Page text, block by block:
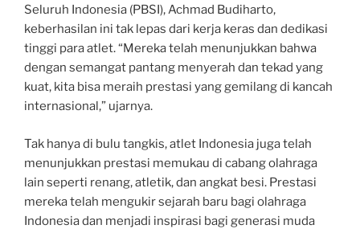
Seluruh Indonesia (PBSI), Achmad Budiharto,
keberhasilan ini tak lepas dari kerja keras dan dedikasi
tinggi para atlet. “Mereka telah menunjukkan bahwa
dengan semangat pantang menyerah dan tekad yang
kuat, kita bisa meraih prestasi yang gemilang di kancah
internasional,” ujarnya.
Tak hanya di bulu tangkis, atlet Indonesia juga telah
menunjukkan prestasi memukau di cabang olahraga
lain seperti renang, atletik, dan angkat besi. Prestasi
mereka telah mengukir sejarah baru bagi olahraga
Indonesia dan menjadi inspirasi bagi generasi muda